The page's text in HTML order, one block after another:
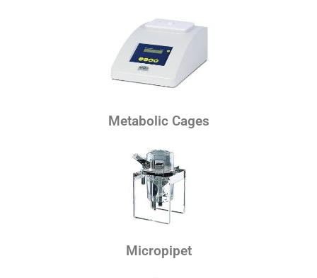
Metabolic Cages
Micropipet